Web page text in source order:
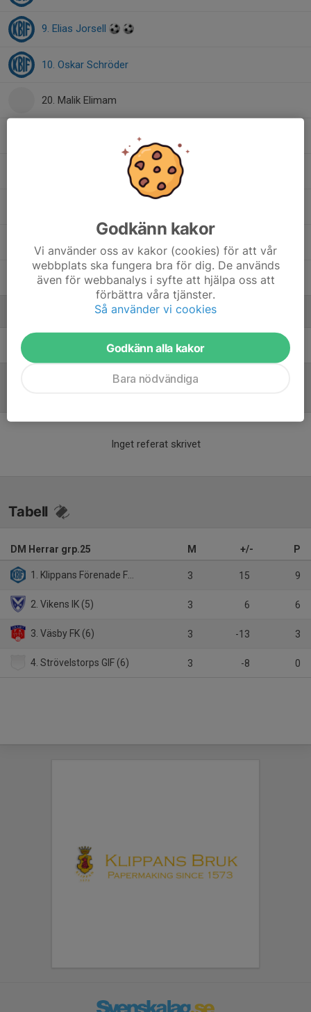
9. Elias Jorsell
10. Oskar Schröder
20. Malik Elimam
26. Viktor Rasmusson
Gustav Thörnqvist
Magnus JorsellAss tränare
Inget referat skrivet
Tabell
DM Herrar grp.25 M +/- P
1. Klippans Förenade FF (5) 3 15 9
2. Vikens IK (5) 3 6 6
3. Väsby FK (6) 3 -13 3
4. Strövelstorps GIF (6) 3 -8 0
Godkänn kakor
Vi använder oss av kakor (cookies) för att vår
webbplats ska fungera bra för dig. De används
även för webbanalys i syfte att hjälpa oss att
förbättra våra tjänster.
Så använder vi cookies
Godkänn alla kakor
Bara nödvändiga